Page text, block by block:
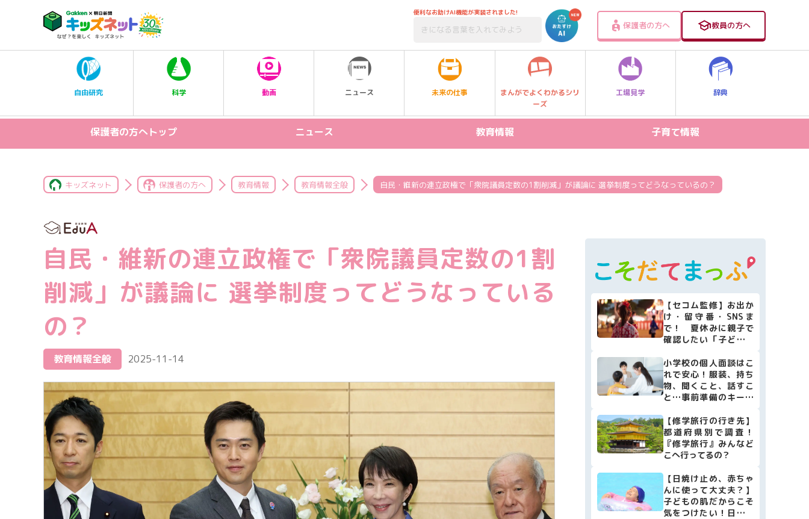
便利なお助けAI機能が実装されました!
保護者の方へ 教員の方へ
自由研究 科学 動画 ニュース 未来の仕事
まんがでよくわかるシリ
ーズ
工場見学 辞典
保護者の方へトップ ニュース
新製品
教育情報
プログラミング
SDGs
子育て情報
お出かけスポット
マネー
本・映画
子育て情報全般
キッズネット 保護者の方へ 教育情報 教育情報全般 自民・維新の連立政権で「衆院議員定数の1割削減」が議論に 選挙制度ってどうなっているの？
自民・維新の連立政権で「衆院議員定数の1割
削減」が議論に 選挙制度ってどうなっている
の？
教育情報全般 2025-11-14
【セコム監修】お出か
け・留守番・SNSま
で！ 夏休みに親子で
確認したい「子どもの
小学校の個人面談はこ
れで安心！服装、持ち
物、聞くこと、話すこ
と…事前準備のキーポ
【修学旅行の行き先】
都道府県別で調査！
『修学旅行』みんなど
こへ行ってるの？
【日焼け止め、赤ちゃ
んに使って大丈夫？】
子どもの肌だからこそ
気をつけたい！日焼け